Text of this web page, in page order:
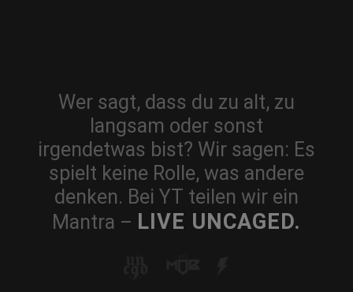
Wer sagt, dass du zu alt, zu
langsam oder sonst
irgendetwas bist? Wir sagen: Es
spielt keine Rolle, was andere
denken. Bei YT teilen wir ein
Mantra – LIVE UNCAGED.